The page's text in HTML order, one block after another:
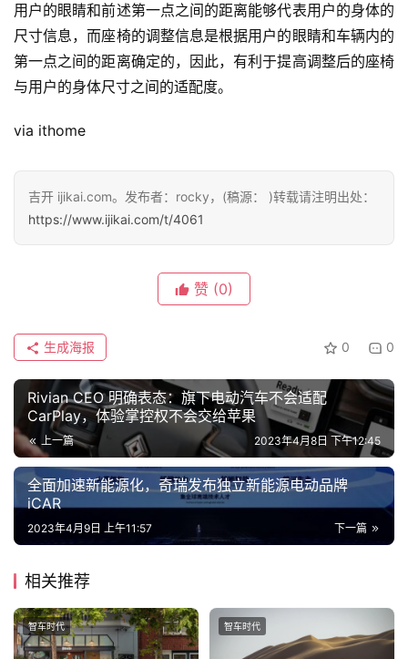
时
代
能
评
测
旅
行
家
车
快
专
栏
登录
用户的眼睛和前述第一点之间的距离能够代表用户的身体的
尺寸信息，而座椅的调整信息是根据用户的眼睛和车辆内的
第一点之间的距离确定的，因此，有利于提高调整后的座椅
与用户的身体尺寸之间的适配度。
via ithome
吉开 ijikai.com。发布者：rocky，(稿源： )转载请注明出处：
https://www.ijikai.com/t/4061
赞 (0)
0 0
生成海报
Rivian CEO 明确表态：旗下电动汽车不会适配
CarPlay，体验掌控权不会交给苹果
上一篇 2023年4月8日 下午12:45
全面加速新能源化，奇瑞发布独立新能源电动品牌
iCAR
下一篇
2023年4月9日 上午11:57
相关推荐
智车时代 智车时代